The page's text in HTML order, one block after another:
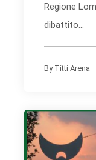
Regione
dibattito...
By Titti Arena